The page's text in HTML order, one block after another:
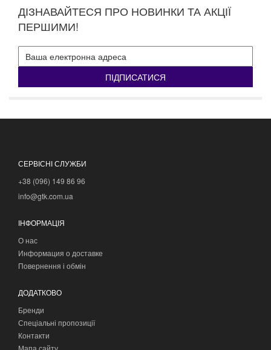
ДІЗНАВАЙТЕСЯ ПРО НОВИНКИ ТА АКЦІЇ
ПЕРШИМИ!
ПІДПИСАТИСЯ
СЕРВІСНІ СЛУЖБИ
+38 (096) 149 86 96
info@gtk.com.ua
ІНФОРМАЦІЯ
О нас
Информация о доставке
Повернення і обмін
ДОДАТКОВО
Бренди
Спеціальні пропозиції
Контакти